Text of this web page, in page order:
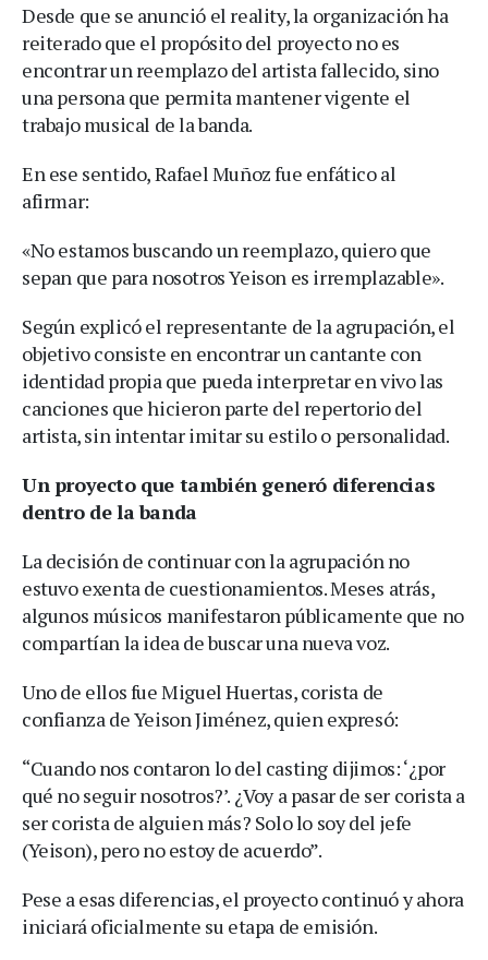
Desde que se anunció el reality, la organización ha
reiterado que el propósito del proyecto no es
encontrar un reemplazo del artista fallecido, sino
una persona que permita mantener vigente el
trabajo musical de la banda.
En ese sentido, Rafael Muñoz fue enfático al
afirmar:
«No estamos buscando un reemplazo, quiero que
sepan que para nosotros Yeison es irremplazable».
Según explicó el representante de la agrupación, el
objetivo consiste en encontrar un cantante con
identidad propia que pueda interpretar en vivo las
canciones que hicieron parte del repertorio del
artista, sin intentar imitar su estilo o personalidad.
Un proyecto que también generó diferencias
dentro de la banda
La decisión de continuar con la agrupación no
estuvo exenta de cuestionamientos. Meses atrás,
algunos músicos manifestaron públicamente que no
compartían la idea de buscar una nueva voz.
Uno de ellos fue Miguel Huertas, corista de
confianza de Yeison Jiménez, quien expresó:
“Cuando nos contaron lo del casting dijimos: ‘¿por
qué no seguir nosotros?’. ¿Voy a pasar de ser corista a
ser corista de alguien más? Solo lo soy del jefe
(Yeison), pero no estoy de acuerdo”.
Pese a esas diferencias, el proyecto continuó y ahora
iniciará oficialmente su etapa de emisión.